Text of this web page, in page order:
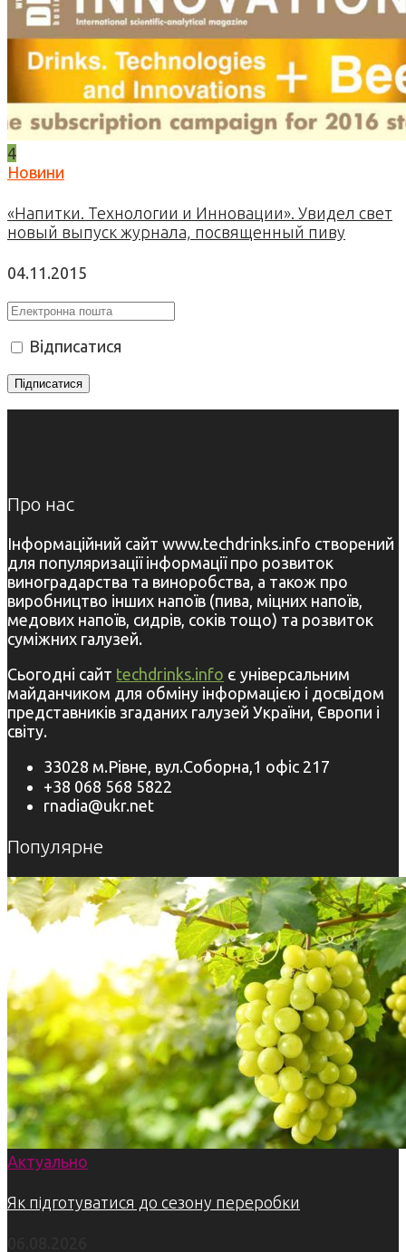
4
Новини
«Напитки. Технологии и Инновации». Увидел свет
новый выпуск журнала, посвященный пиву
04.11.2015
Відписатися
Про нас
Інформаційний сайт www.techdrinks.info створений
для популяризації інформації про розвиток
виноградарства та виноробства, а також про
виробництво інших напоїв (пива, міцних напоїв,
медових напоїв, сидрів, соків тощо) та розвиток
суміжних галузей.
Сьогодні сайт techdrinks.info є універсальним
майданчиком для обміну інформацією і досвідом
представників згаданих галузей України, Європи і
світу.
33028 м.Рівне, вул.Соборна,1 офіс 217
+38 068 568 5822
rnadia@ukr.net
Популярне
Актуально
Як підготуватися до сезону переробки